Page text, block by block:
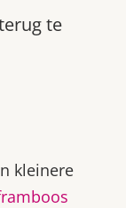
te
kleinere